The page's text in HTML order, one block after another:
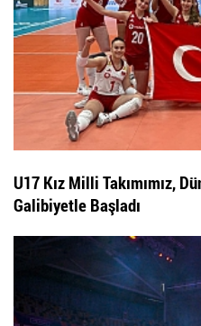
U17 Kız Milli Takımımız,
Galibiyetle Başladı